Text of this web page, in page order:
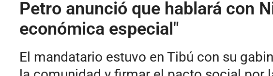
Petro anunció que hablará con
económica especial"
El mandatario estuvo en Tibú con su